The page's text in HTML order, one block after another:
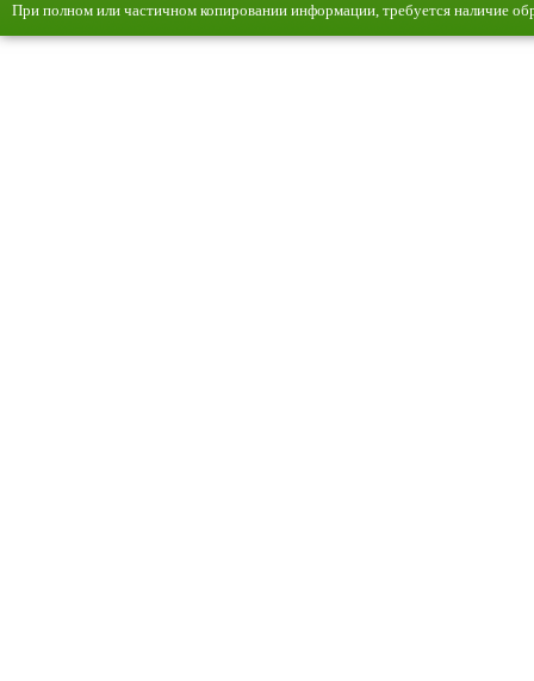
При полном или частичном копировании информации, требуется наличие